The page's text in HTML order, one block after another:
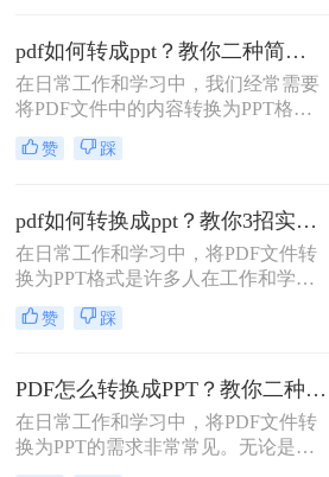
件中的内容转换成PPT（PowerPoint
Presentation）格式，以便进行演示或
进一步编辑。那么pdf文件如何转ppt
格式呢？本文将详细介绍几种将PDF
文件转换为PPT格式的有效方法，帮
助您轻松应对这一需求。
pdf如何转成ppt？教你二种简单实用的转换方法!
在日常工作和学习中，我们经常需要
将PDF文件中的内容转换为PPT格
式，以便于演示和分享。那么PDF如
何转成PPT呢？以下是两种常用的方
换。
赞 踩
pdf如何转换成ppt？教你3招实用方法轻松搞定！
在日常工作和学习中，将PDF文件转
换为PPT格式是许多人在工作和学习
中常遇到的需求，特别是当需要将
PDF中的内容进行编辑、演示或分享
文将介绍三种常用的PDF转PPT的方
法。
赞 踩
PDF怎么转换成PPT？教你二种转换方法！
在日常工作和学习中，将PDF文件转
换为PPT的需求非常常见。无论是为
了方便展示、编辑还是进一步处理，